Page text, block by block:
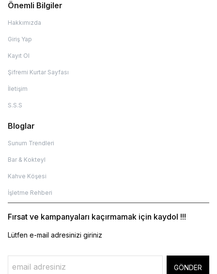
Önemli Bilgiler
Hakkımızda
Giriş Yap
Kayıt Ol
Şifremi Kurtar Sayfası
İletişim
S.S.S
Bloglar
Sunum Trendleri
Bar & Kokteyl
Kahve Köşesi
İşletme Rehberi
Fırsat ve kampanyaları kaçırmamak için kaydol !!!
Lütfen e-mail adresinizi giriniz
GÖNDER